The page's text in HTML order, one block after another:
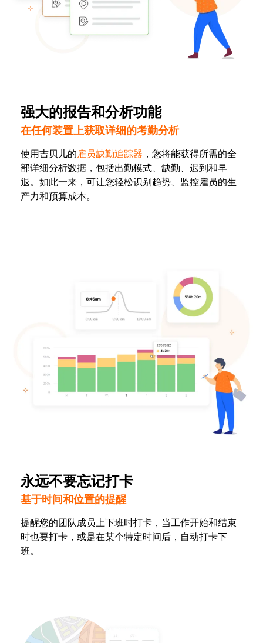
强大的报告和分析功能
在任何装置上获取详细的考勤分析
使用吉贝儿的雇员缺勤追踪器 ，您将能获得所需的全
部详细分析数据，包括出勤模式、缺勤、迟到和早
退。如此一来，可让您轻松识别趋势、监控雇员的生
产力和预算成本。
永远不要忘记打卡
基于时间和位置的提醒
提醒您的团队成员上下班时打卡，当工作开始和结束
时也要打卡，或是在某个特定时间后，自动打卡下
班。